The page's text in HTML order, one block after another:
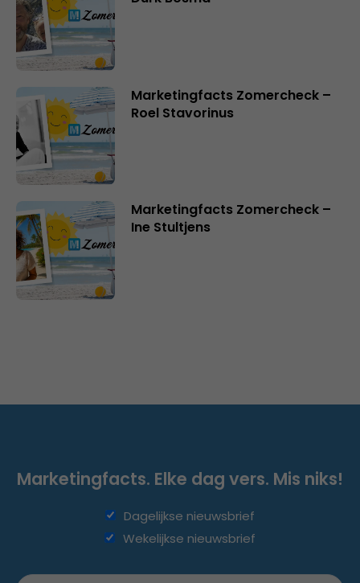
Marketingfacts Zomercheck –
Roel Stavorinus
Marketingfacts Zomercheck –
Ine Stultjens
Marketingfacts. Elke dag vers. Mis niks!
Dagelijkse nieuwsbrief
Wekelijkse nieuwsbrief